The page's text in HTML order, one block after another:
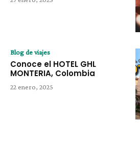
Blog de viajes
Conoce el HOTEL GHL
MONTERIA, Colombia
22 enero, 2025